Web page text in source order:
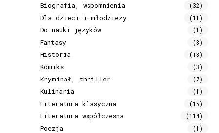
Biografia, wspomnienia (32)
Dla dzieci i młodzieży (11)
Do nauki języków (1)
Fantasy (3)
Historia (13)
Komiks (3)
Kryminał, thriller (7)
Kulinaria (1)
Literatura klasyczna (15)
Literatura współczesna (114)
Poezja (1)